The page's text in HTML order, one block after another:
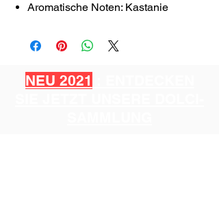
Aromatische Noten: Kastanie
NEU 2021